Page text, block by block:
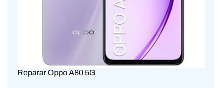
Reparar Oppo A80 5G